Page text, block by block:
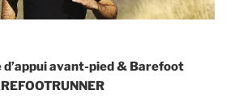
avant-pied & Barefoot